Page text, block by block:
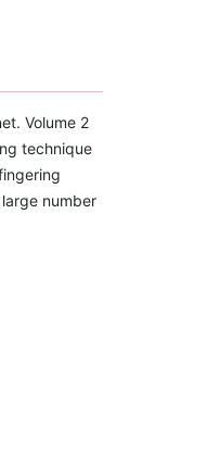
Volume 2
technique
number